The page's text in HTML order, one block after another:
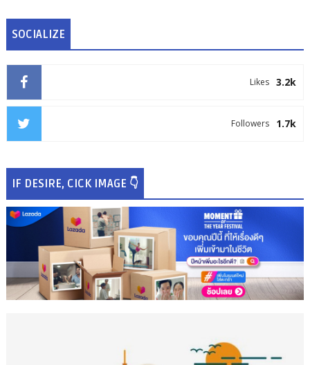
SOCIALIZE
3.2k
Likes
1.7k
Followers
IF DESIRE, CICK IMAGE 👇